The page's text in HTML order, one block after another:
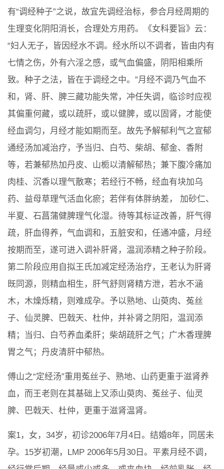
有“调经种子”之说，故宜先调经治标，参合月经周期的
生理变化阴阳消长，合理处方用药。《女科要旨》云：
“妇人无子，皆因经水不调。经水所以不调者，皆由内有
七情之伤，外有六淫之感，或气血偏盛，阴阳相乘所
致。种子之法，皆在于调经之中。”月经不调乃气血不
和，肾、肝、脾三藏功能失常，冲任失调，临诊时应视
其偏重何藏，或以疏肝，或以健脾，或以固肾，才能使
经血调匀，月经才能如期而至。故先予解郁利气之宣郁
通经汤加减治疗，予当归、白芍、柴胡、郁金、香附
等，若兼郁热加丹皮、山栀以清解郁热；兼下腹冷痛加
肉桂、沉香以理气散寒；若经行不畅，经血有块加乌
药、益母草理气活血化瘀；若伴有体胖纳差， 加砂仁、
半夏、石菖蒲健脾理气化湿。待等其标证改善，肝气得
疏，肝血得养，气血调和，五脏安和，任通冲盛，月经
按期而至，遂可进入调补肝肾，温润添精之种子阶段。
第二阶段应用自拟王氏加减定经汤治疗，王老认为肝肾
既同源，则精血相生，肝气舒则肾精方泄，若水不涵
木，木燥烁精，则难成孕。予以熟地、山萸肉、菟丝
子、仙灵脾、巴戟天、杜仲，并补肾之阴阳，温润添
精；当归、白芍养血柔肝；柴胡疏肝之气；广木香理脾
胃之气；丹皮清肝中郁热。
傅山之“定经汤”重用菟丝子、熟地、山药更重于滋肾养
血，而王老则在其基础上又添山萸肉、菟丝子、仙灵
脾、巴戟天、杜仲，更重于滋肾温肾。
案1，女，34岁，初诊2006年7月4日。结婚8年，同居未
孕。15岁初潮，LMP 2006年5月30日。平素月经不调，